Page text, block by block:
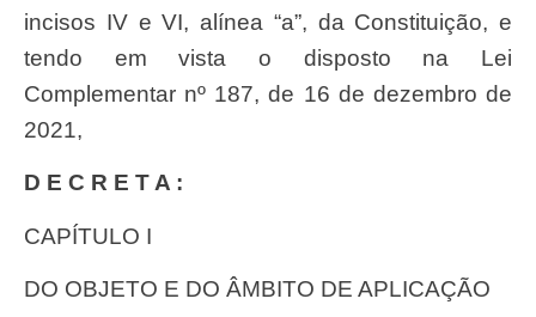
incisos IV e VI, alínea “a”, da Constituição, e
tendo em vista o disposto na Lei
Complementar nº 187, de 16 de dezembro de
2021,
D E C R E T A :
CAPÍTULO I
DO OBJETO E DO ÂMBITO DE APLICAÇÃO